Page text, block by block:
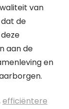
van
de
aan de
en
efficiëntere